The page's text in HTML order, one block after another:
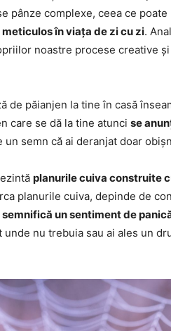
pânze complexe, ceea ce
în viața de zi cu zi.
noastre procese creative
de păianjen la tine în casă
care se dă la tine atunci se
un semn că ai deranjat doar
planurile cuiva construite
planurile cuiva, depinde de
semnifică un sentiment de
nu trebuia sau ai ales un